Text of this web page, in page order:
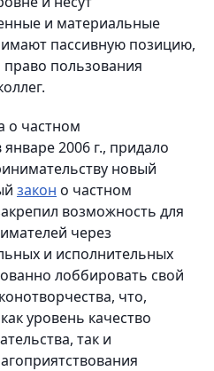
и материальные
пассивную позицию,
пользования
о частном
2006 г., придало
новый
закон о частном
возможность для
через
и исполнительных
лоббировать свой
что,
уровень качество
так и